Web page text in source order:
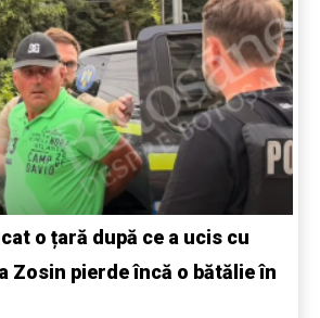
o țară după ce a ucis cu
Zosin pierde încă o bătălie în